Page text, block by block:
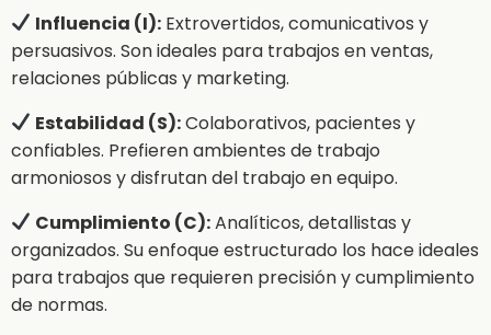
Influencia (I): Extrovertidos, comunicativos y
persuasivos. Son ideales para trabajos en ventas,
relaciones públicas y marketing.
Estabilidad (S):Colaborativos, pacientes y
confiables. Prefieren ambientes de trabajo
armoniosos y disfrutan del trabajo en equipo.
Cumplimiento (C):Analíticos, detallistas y
organizados. Su enfoque estructurado los hace ideales
para trabajos que requieren precisión y cumplimiento
de normas.